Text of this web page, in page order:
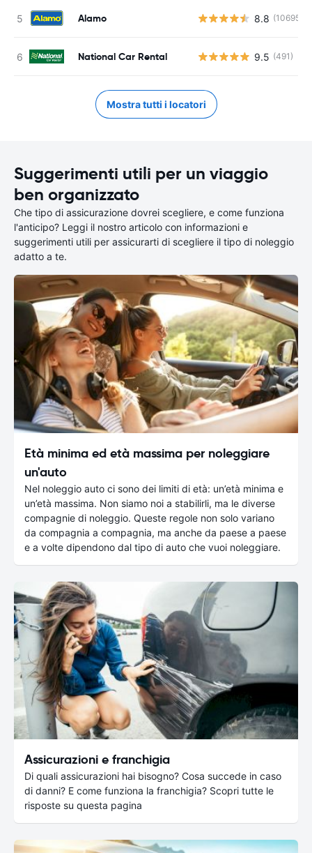
Alamo 8.8 (10695)
National Car Rental 9.5 (491)
Mostra tutti i locatori
Suggerimenti utili per un viaggio
ben organizzato
Che tipo di assicurazione dovrei scegliere, e come funziona
l'anticipo? Leggi il nostro articolo con informazioni e
suggerimenti utili per assicurarti di scegliere il tipo di noleggio
adatto a te.
Età minima ed età massima per noleggiare
un'auto
Nel noleggio auto ci sono dei limiti di età: un’età minima e
un’età massima. Non siamo noi a stabilirli, ma le diverse
compagnie di noleggio. Queste regole non solo variano
da compagnia a compagnia, ma anche da paese a paese
e a volte dipendono dal tipo di auto che vuoi noleggiare.
Assicurazioni e franchigia
Di quali assicurazioni hai bisogno? Cosa succede in caso
di danni? E come funziona la franchigia? Scopri tutte le
risposte su questa pagina